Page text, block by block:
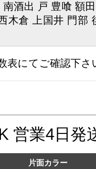
酒出 戸 豊喰 額
木倉 上国井 門部
表にてご確認下さ
営業4日発
片面カラー